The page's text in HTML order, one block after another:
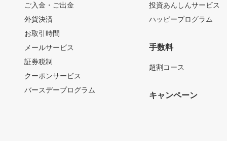
ご入金・ご出金
外貨決済
お取引時間
メールサービス
証券税制
クーポンサービス
バースデープログラム
投資あんしんサービス
ハッピープログラム
手数料
超割コース
キャンペーン